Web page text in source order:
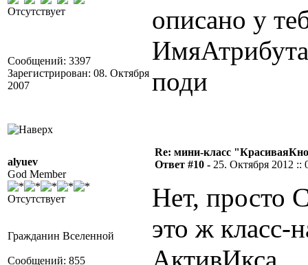
Отсутствует
Сообщений: 3397
Зарегистрирован: 08. Октября
2007
описано у
поди
alyuev
God Member
Отсутствует
Гражданин Вселенной
Сообщений: 855
Re: мини-класс
Ответ #10 - 25. Октября 2012 ::
Нет, просто
это ж класс-